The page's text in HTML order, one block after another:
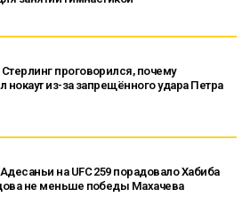
проговорился, почему
нокаут из-за запрещённого удара Петра
на UFC 259 порадовало Хабиба
не меньше победы Махачева